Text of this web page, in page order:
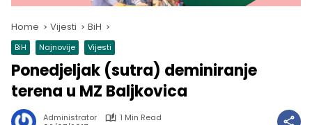
Home Vijesti BiH
BiH Najnovije Vijesti
Ponedjeljak (sutra) deminiranje
terena u MZ Baljkovica
Administrator
1 Min Read